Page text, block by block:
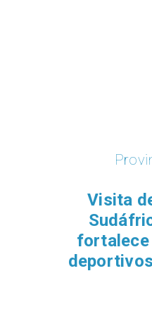
Provincia
​Visita del
Sudáfrica a
fortalece
deportivos y